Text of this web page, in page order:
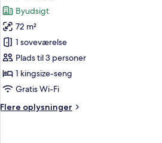
ikke-
ryger
(Sky
View)
billeder
af
Panorama-
suite
-
1
kingsize-
-
Byudsigt
72 m²
1 soveværelse
Plads til 3 personer
1 kingsize-seng
Gratis Wi-Fi
Flere oplysninger
Flere